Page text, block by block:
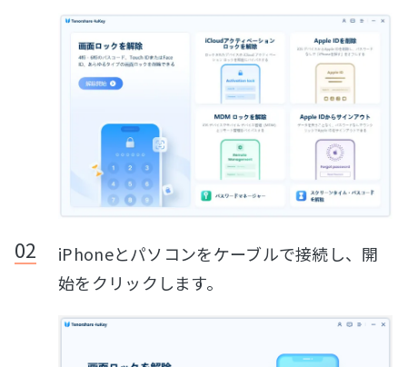
iPhoneとパソコンをケーブルで接続し、開
始をクリックします。